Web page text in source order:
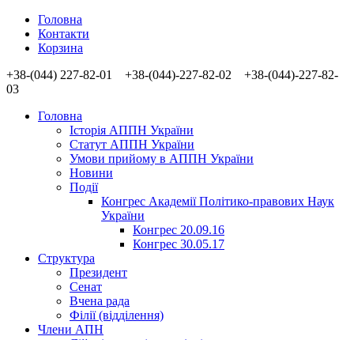
Головна
Контакти
Корзина
+38-(044) 227-82-01 +38-(044)-227-82-02 +38-(044)-227-82-
03
Головна
Історія АППН України
Статут АППН України
Умови прийому в АППН України
Новини
Події
Конгрес Академії Політико-правових Наук
України
Конгрес 20.09.16
Конгрес 30.05.17
Структура
Президент
Сенат
Вчена рада
Філії (відділення)
Члени АПН